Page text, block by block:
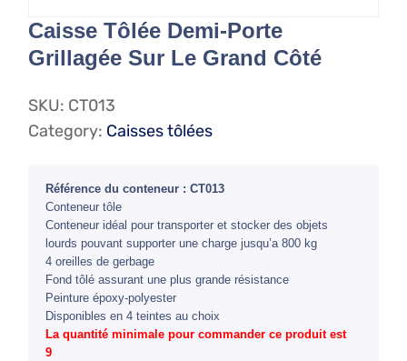
Caisse Tôlée Demi-Porte
Grillagée Sur Le Grand Côté
SKU: CT013
Category: Caisses tôlées
Référence du conteneur : CT013
Conteneur tôle
Conteneur idéal pour transporter et stocker des objets
lourds pouvant supporter une charge jusqu’a 800 kg
4 oreilles de gerbage
Fond tôlé assurant une plus grande résistance
Peinture époxy-polyester
Disponibles en 4 teintes au choix
La quantité minimale pour commander ce produit est
9